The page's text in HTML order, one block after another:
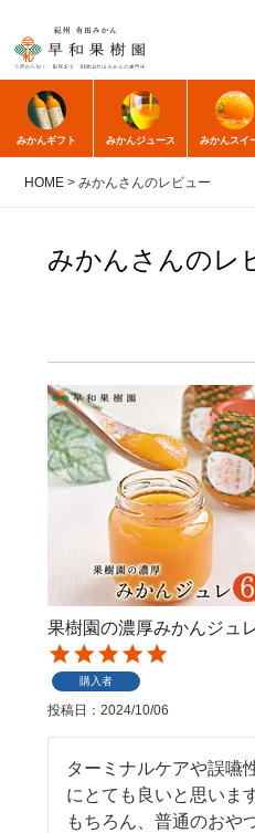
みかんギフト みかんジュース みかんスイ
HOME みかんさんのレビュー
みかんさんのレ
果樹園の濃厚みかんジュ
購入者
投稿日 2024/10/06
ターミナルケアや誤嚥
にとても良いと思います
もちろん、普通のおや